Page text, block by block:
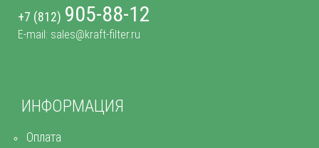
ИНФОРМАЦИЯ
Оплата
+7 (812) 905-88-12
E-mail: sales@kraft-filter.ru